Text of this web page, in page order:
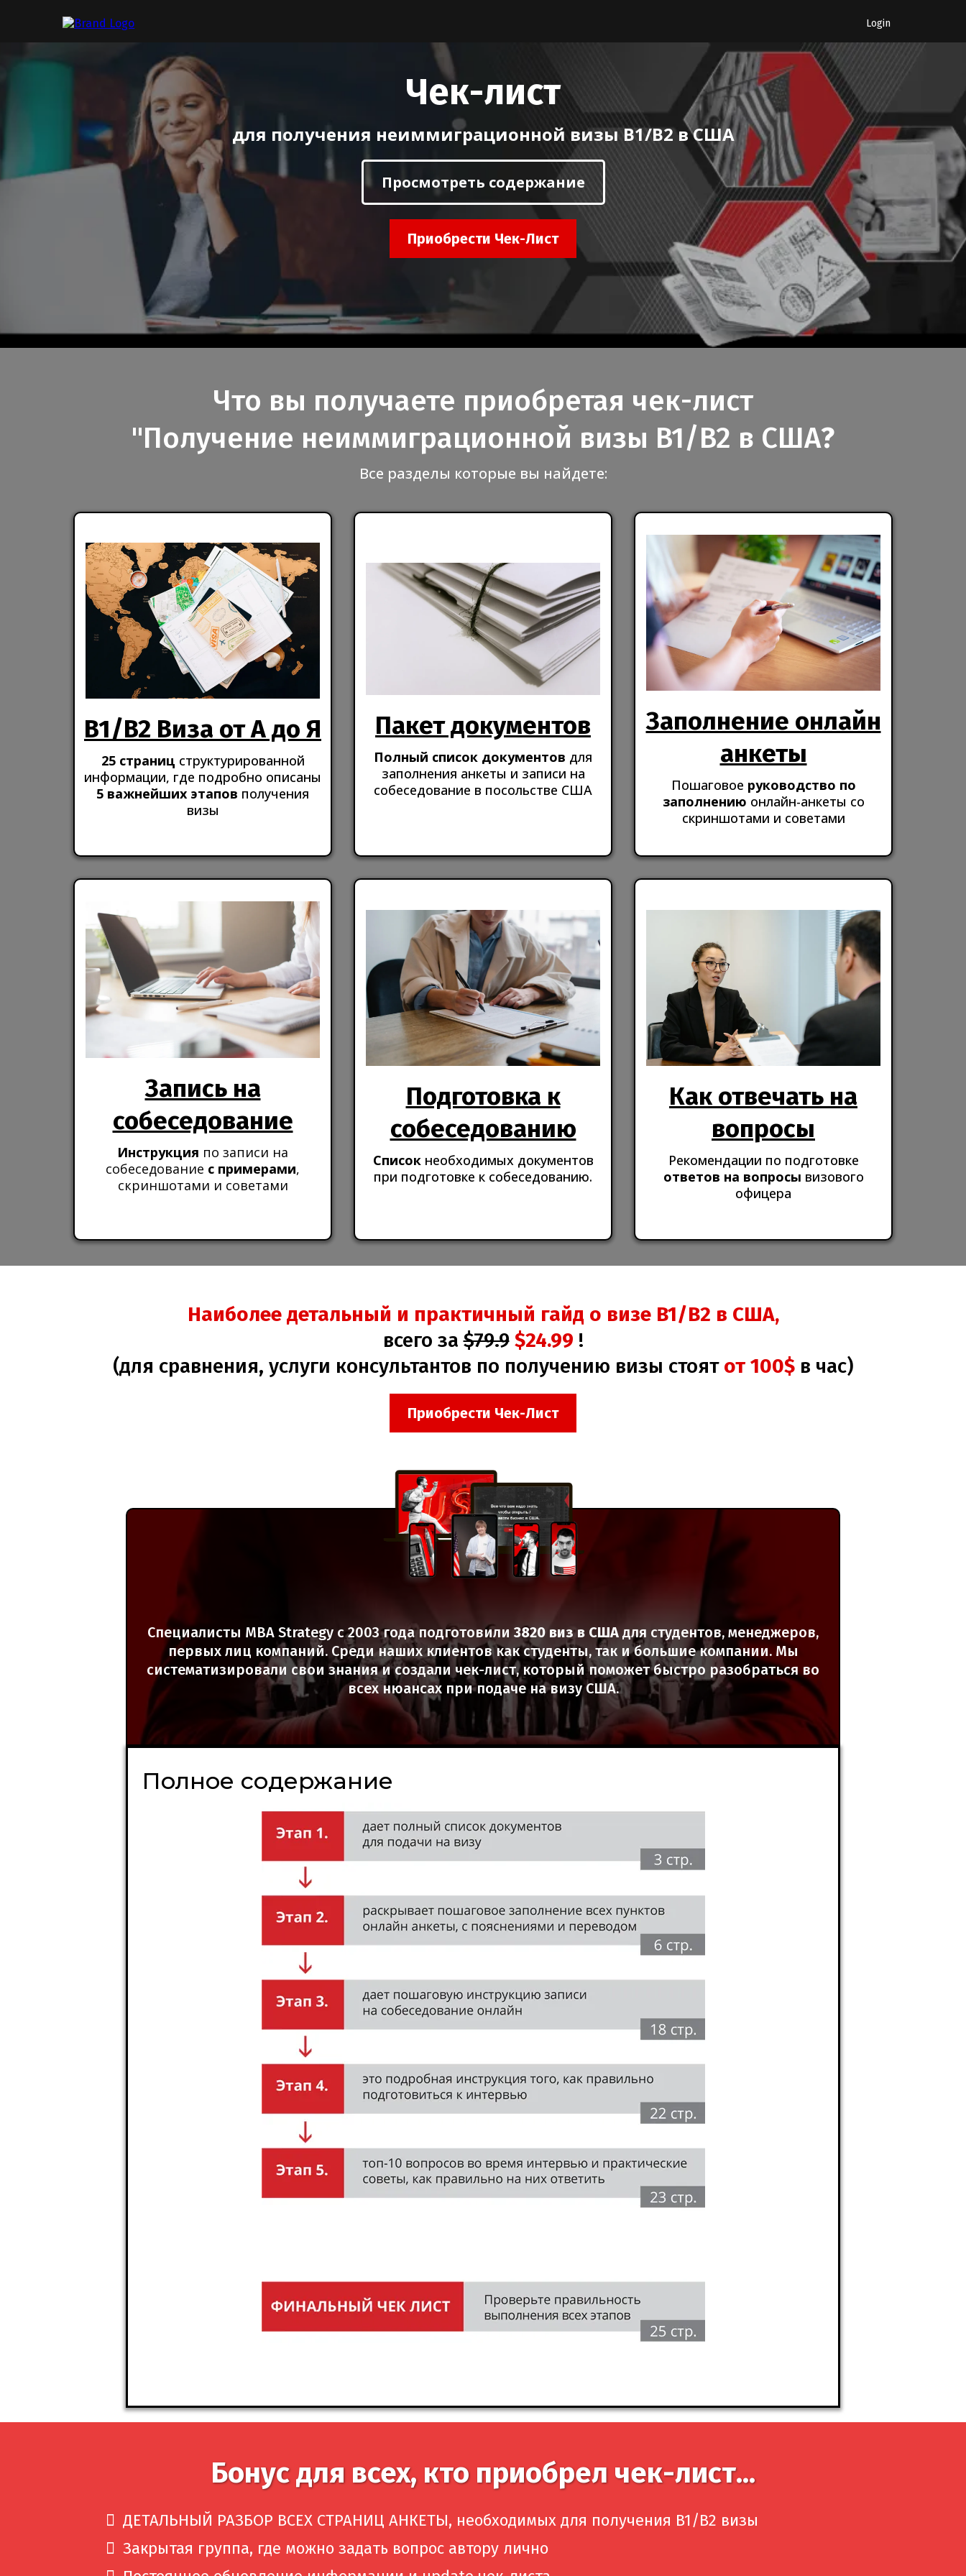
Login
Чек-лист
для получения неиммиграционной визы B1/B2 в США
Просмотреть содержание
Приобрести Чек-Лист
Что вы получаете приобретая чек-лист
"Получение неиммиграционной визы B1/B2 в США?
Все разделы которые вы найдете:
B1/B2 Виза от А до Я
25 страниц структурированной
информации, где подробно описаны
5 важнейших этапов получения
визы
Пакет документов
Полный список документов для
заполнения анкеты и записи на
собеседование в посольстве США
Заполнение онлайн
анкеты
Пошаговое руководство по
заполнению онлайн-анкеты со
скриншотами и советами
Запись на
собеседование
Инструкция по записи на
собеседование с примерами,
скриншотами и советами
Подготовка к
собеседованию
Списокнеобходимых документов
при подготовке к собеседованию.
Как отвечать на
вопросы
Рекомендации по подготовке
ответов на вопросы визового
офицера
Наиболее детальный и практичный гайд о визе B1/B2 в США,
всего за$79.9 $24.99 !
(для сравнения, услуги консультантов по получению визы стоят от 100$в час)
Приобрести Чек-Лист
Специалисты MBA Strategy с 2003 года подготовили 3820 виз в США для студентов, менеджеров,
первых лиц компаний. Среди наших клиентов как студенты, так и большие компании. Мы
систематизировали свои знания и создали чек-лист, который поможет быстро разобраться во
всех нюансах при подаче на визу США.
Полное содержание
Бонус для всех, кто приобрел чек-лист...
ДЕТАЛЬНЫЙ РАЗБОР ВСЕХ СТРАНИЦ АНКЕТЫ, необходимых для получения B1/B2 визы
Закрытая группа, где можно задать вопрос автору лично